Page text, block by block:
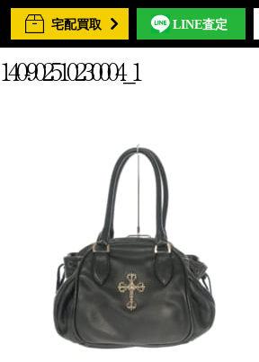
宅配買取 LINE査定
140-902510230004_1